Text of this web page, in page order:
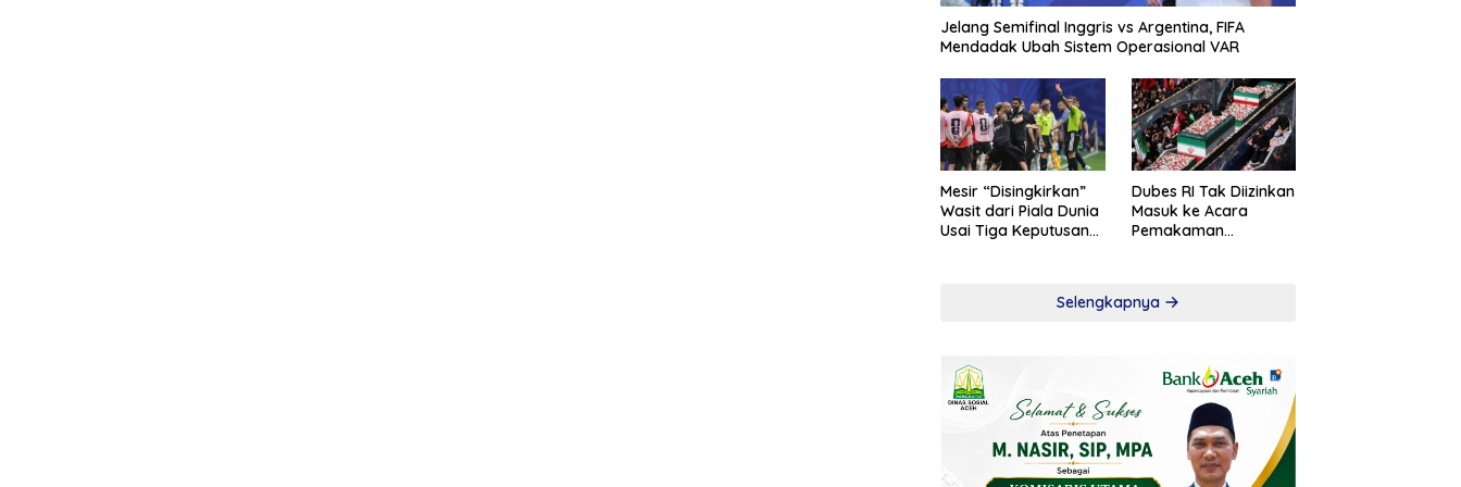
Jelang Semifinal Inggris vs Argentina, FIFA
Mendadak Ubah Sistem Operasional VAR
Mesir “Disingkirkan”
Wasit dari Piala Dunia
Usai Tiga Keputusan
Dubes RI Tak Diizinkan
Masuk ke Acara
Pemakaman
Selengkapnya